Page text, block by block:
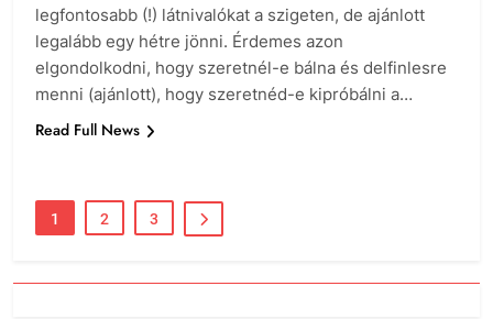
legfontosabb (!) látnivalókat a szigeten, de ajánlott
legalább egy hétre jönni. Érdemes azon
elgondolkodni, hogy szeretnél-e bálna és delfinlesre
menni (ajánlott), hogy szeretnéd-e kipróbálni a…
Read Full News
1 2 3